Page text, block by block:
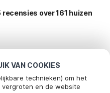
VAN COOKIES
technieken) om het
en de website
over 161 huizen
in Noordelijk